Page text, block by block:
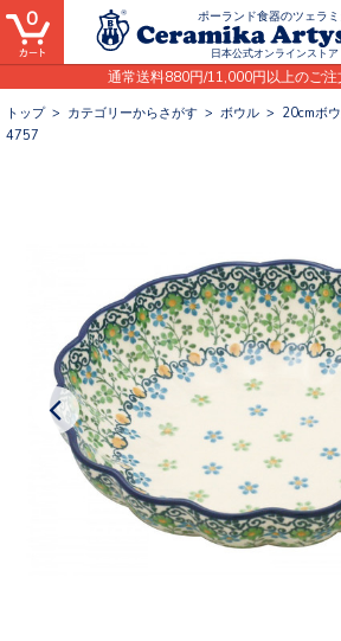
ポーランド食器のツェラミ
日本公式オンラインストア
通常送料880円/11,000円以上のご注
0
トップ> カテゴリーからさがす > ボウル > 20cmボ
4757